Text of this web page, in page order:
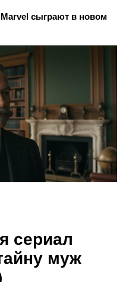
сыграют в новом
сериал
муж